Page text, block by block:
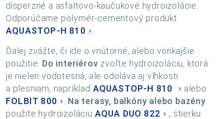
disperzné a asfaltovo-kaučukové hydroizolácie.
Odporúčame polymér-cementový produkt
AQUASTOP-H 810
Ďalej zvážte, či ide o vnútorné, alebo vonkajšie
použitie. Do interiérov zvoľte hydroizoláciu, ktorá
je nielen vodotesná, ale odoláva aj vlhkosti
a plesniam, napríklad AQUASTOP-H 810
alebo
FOLBIT 800
Na terasy, balkóny alebo bazény
použite hydroizoláciu AQUA DUO 822
, stierku